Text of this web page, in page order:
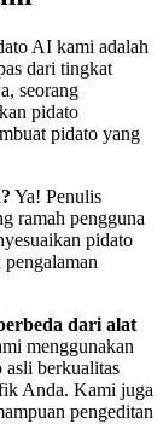
AI kami adalah
dari tingkat
seorang
pidato
pidato yang
Ya! Penulis
ramah pengguna
pidato
dari alat
menggunakan
berkualitas
Anda. Kami juga
pengeditan